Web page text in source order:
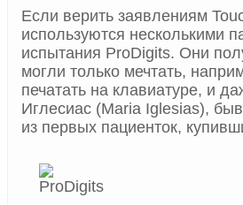
Если верить заявлениям
используются несколькими
испытания ProDigits. Они
могли только мечтать,
печатать на клавиатуре, и
Иглесиас (Maria Iglesias),
из первых пациенток,